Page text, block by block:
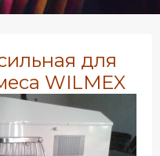
для
WILMEX